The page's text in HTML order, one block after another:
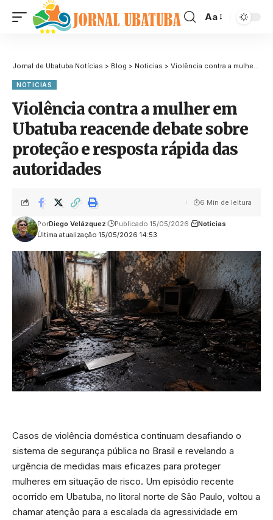
Aa
Jornal de Ubatuba Notícias > Blog > Noticias > Violência contra a mulher em Ubatuba reacende debate sobre proteção e resposta rápida das autoridades
NOTICIAS
Violência contra a mulher em
Ubatuba reacende debate sobre
proteção e resposta rápida das
autoridades
Última atualização 15/05/2026 14:53
PorDiego Velázquez Publicado 15/05/2026 Noticias
6 Min de leitura
Casos de violência doméstica continuam desafiando o
sistema de segurança pública no Brasil e revelando a
urgência de medidas mais eficazes para proteger
mulheres em situação de risco. Um episódio recente
ocorrido em Ubatuba, no litoral norte de São Paulo, voltou a
chamar atenção para a escalada da agressividade em